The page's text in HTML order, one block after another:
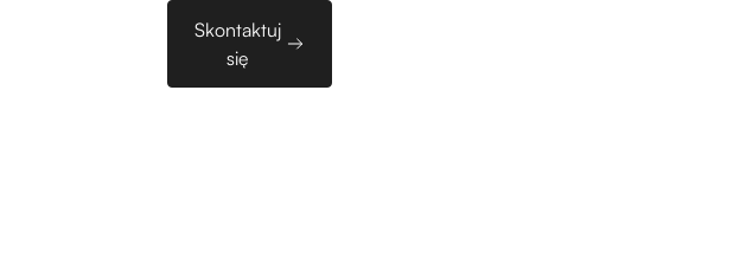
Skontaktuj
się